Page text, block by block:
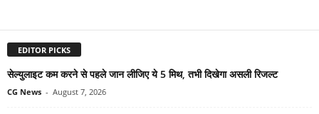
EDITOR PICKS
सेल्युलाइट कम करने से पहले जान लीजिए ये 5 मिथ, तभी दिखेगा असली रिजल्ट
CG News - August 7, 2026